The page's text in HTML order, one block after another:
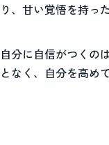
、甘い覚悟を持っ
分に自信がつくの
なく、自分を高め